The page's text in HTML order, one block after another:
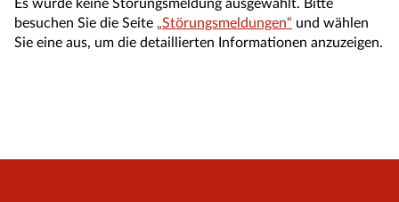
Es wurde keine Störungsmeldung ausgewählt. Bitte
besuchen Sie die Seite „Störungsmeldungen“ und wählen
Sie eine aus, um die detaillierten Informationen anzuzeigen.